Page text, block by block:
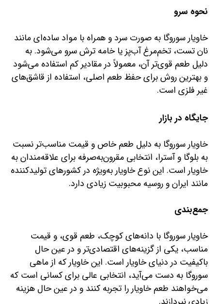
نحوه سرو
خاویار سوروگا به صورت سرد و همراه با مواد ساده‌ای مانند
نان تست، تخم‌مرغ آب‌پز یا خامه ترش سرو می‌شود. به
دلیل طعم قوی‌تر آن، معمولاً در مقادیر کم استفاده می‌شود
و بهترین روش برای حفظ طعم اصلی، استفاده از قاشق‌های
غیر فلزی است.
جایگاه در بازار
خاویار سوروگا به دلیل طعم خاص و قیمت مناسب‌تر نسبت
به بلوگا و آسترا، انتخابی مقرون‌به‌صرفه برای علاقه‌مندان به
خاویار است. این نوع خاویار به‌ویژه در کشورهای تولیدکننده
مانند ایران و روسیه محبوبیت زیادی دارد.
جمع‌بندی
خاویار سوروگا با دانه‌های کوچک، طعم قوی، و قیمت
مناسب، یکی از گزینه‌های اقتصادی‌تر و در عین حال
باکیفیت در دنیای خاویار است. این خاویار که از ماهی
سوروگا به دست می‌آید، انتخابی عالی برای کسانی است که
می‌خواهند طعم خاویار را تجربه کنند و در عین حال هزینه